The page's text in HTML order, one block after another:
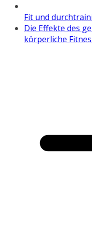
Fit und
Die Effekte des
körperliche